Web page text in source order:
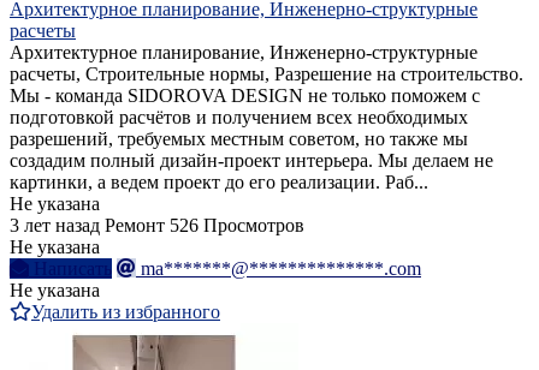
Архитектурное планирование, Инженерно-структурные
расчеты
Архитектурное планирование, Инженерно-структурные
расчеты, Строительные нормы, Разрешение на строительство.
Мы - команда SIDOROVA DESIGN не только поможем с
подготовкой расчётов и получением всех необходимых
разрешений, требуемых местным советом, но также мы
создадим полный дизайн-проект интерьера. Мы делаем не
картинки, а ведем проект до его реализации. Раб...
Не указана
3 лет назад Ремонт 526 Просмотров
Не указана
Написать
ma*******@**************.com
Не указана
Удалить из избранного